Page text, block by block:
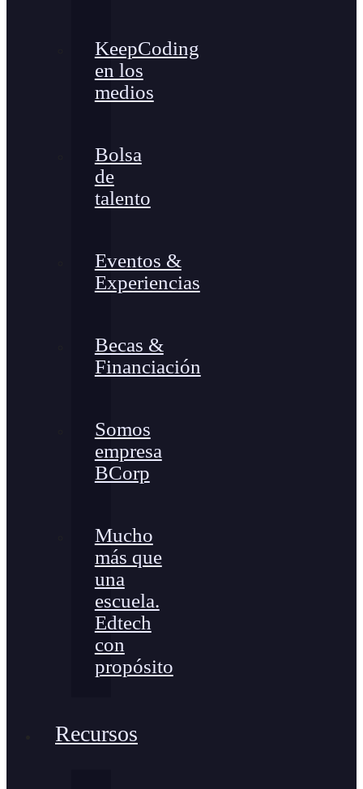
KeepCoding
en los
medios
Bolsa
de
talento
Eventos &
Experiencias
Becas &
Financiación
Somos
empresa
BCorp
Mucho
más que
una
escuela.
Edtech
con
propósito
Recursos